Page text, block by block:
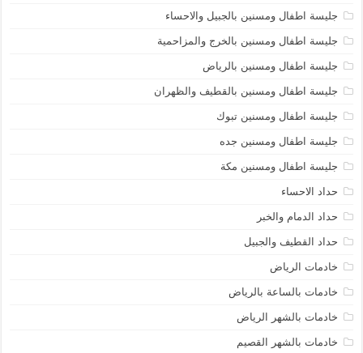
جليسة اطفال ومسنين بالجبيل والاحساء
جليسة اطفال ومسنين بالخرج والمزاحمية
جليسة اطفال ومسنين بالرياض
جليسة اطفال ومسنين بالقطيف والظهران
جليسة اطفال ومسنين تبوك
جليسة اطفال ومسنين جده
جليسة اطفال ومسنين مكة
حداد الاحساء
حداد الدمام والخبر
حداد القطيف والجبيل
خادمات الرياض
خادمات بالساعة بالرياض
خادمات بالشهر الرياض
خادمات بالشهر القصيم